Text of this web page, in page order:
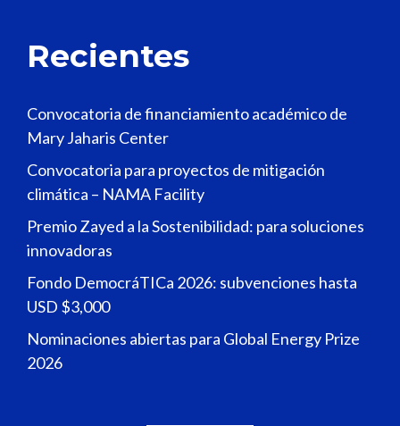
Recientes
Convocatoria de financiamiento académico de
Mary Jaharis Center
Convocatoria para proyectos de mitigación
climática – NAMA Facility
Premio Zayed a la Sostenibilidad: para soluciones
innovadoras
Fondo DemocráTICa 2026: subvenciones hasta
USD $3,000
Nominaciones abiertas para Global Energy Prize
2026